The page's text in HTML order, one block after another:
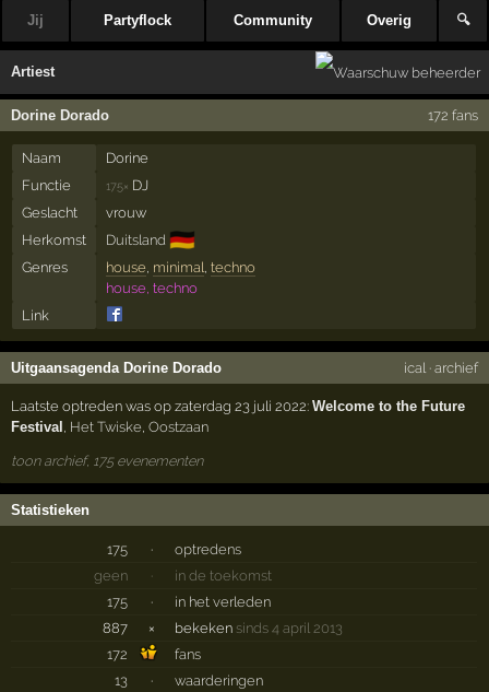
Jij Partyflock Community Overig 🔍
Artiest
Dorine Dorado 172 fans
Naam
Dorine
Functie
175× DJ
Geslacht
vrouw
Herkomst
Duitsland 🇩🇪
Genres house minimal techno
house, techno
Link
Uitgaansagenda Dorine Dorado ical· archief
Laatste optreden was op zaterdag 23 juli 2022:Welcome to the Future
Festival Het Twiske ,Oostzaan
toon archief, 175 evenementen
Statistieken
175 ·
optredens
geen
·
in de toekomst
175
·
in het verleden
887
× bekeken sinds 4 april 2013
172
fans
13
·
waarderingen